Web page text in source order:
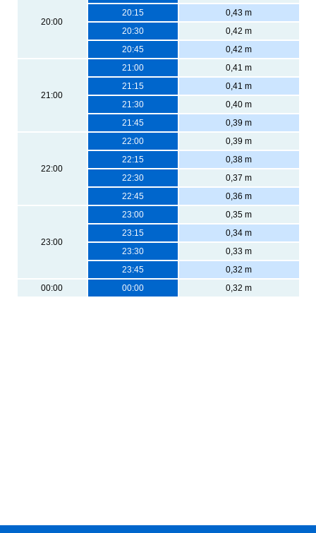
20:00
20:15
0,43 m
20:30
0,42 m
20:45
0,42 m
21:00
21:00
0,41 m
21:15
0,41 m
21:30
0,40 m
21:45
0,39 m
22:00
22:00
0,39 m
22:15
0,38 m
22:30
0,37 m
22:45
0,36 m
23:00
23:00
0,35 m
23:15
0,34 m
23:30
0,33 m
23:45
0,32 m
00:00
00:00 0,32 m